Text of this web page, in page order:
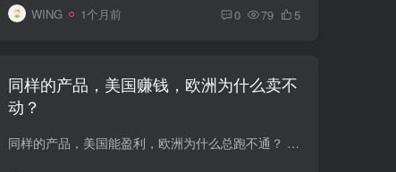
WING 1个月前 0 79 5
同样的产品，美国赚钱，欧洲为什么卖不
动？
同样的产品，美国能盈利，欧洲为什么总跑不通？ 对很多中国卖家来说，欧洲市场最容易带来一种“错觉”：人口够多、消费力够强、平台够成熟，只要把美国站跑通的产品、广告素材和Listing翻译一遍...